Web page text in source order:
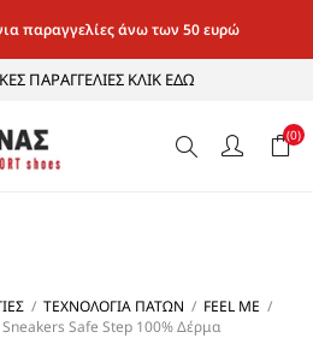
παραγγελίες άνω των 50 ευρώ
ΠΑΡΑΓΓΕΛΙΕΣ ΚΛΙΚ ΕΔΩ
(0)
/ ΤΕΧΝΟΛΟΓΙΑ ΠΑΤΩΝ / FEEL ME /
Sneakers Safe Step 100% Δέρμα